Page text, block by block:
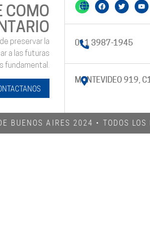
COMO
preservar la
a las futuras
fundamental.
011 3987-1945
MONTEVIDEO 919,
BUENOS AIRES 2024​ • TODOS LOS